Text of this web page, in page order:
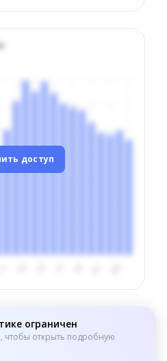
доступ
ограничен
чтобы открыть подробную